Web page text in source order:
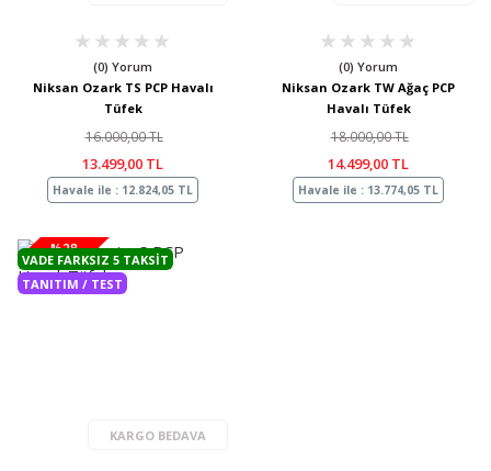
(0) Yorum
Niksan Ozark TS PCP Havalı
Tüfek
16.000,00 TL
13.499,00 TL
Havale ile : 12.824,05 TL
(0) Yorum
Niksan Ozark TW Ağaç PCP
Havalı Tüfek
18.000,00 TL
14.499,00 TL
Havale ile : 13.774,05 TL
%28
KARGO BEDAVA
VADE FARKSIZ 5 TAKSIT
TANITIM / TEST